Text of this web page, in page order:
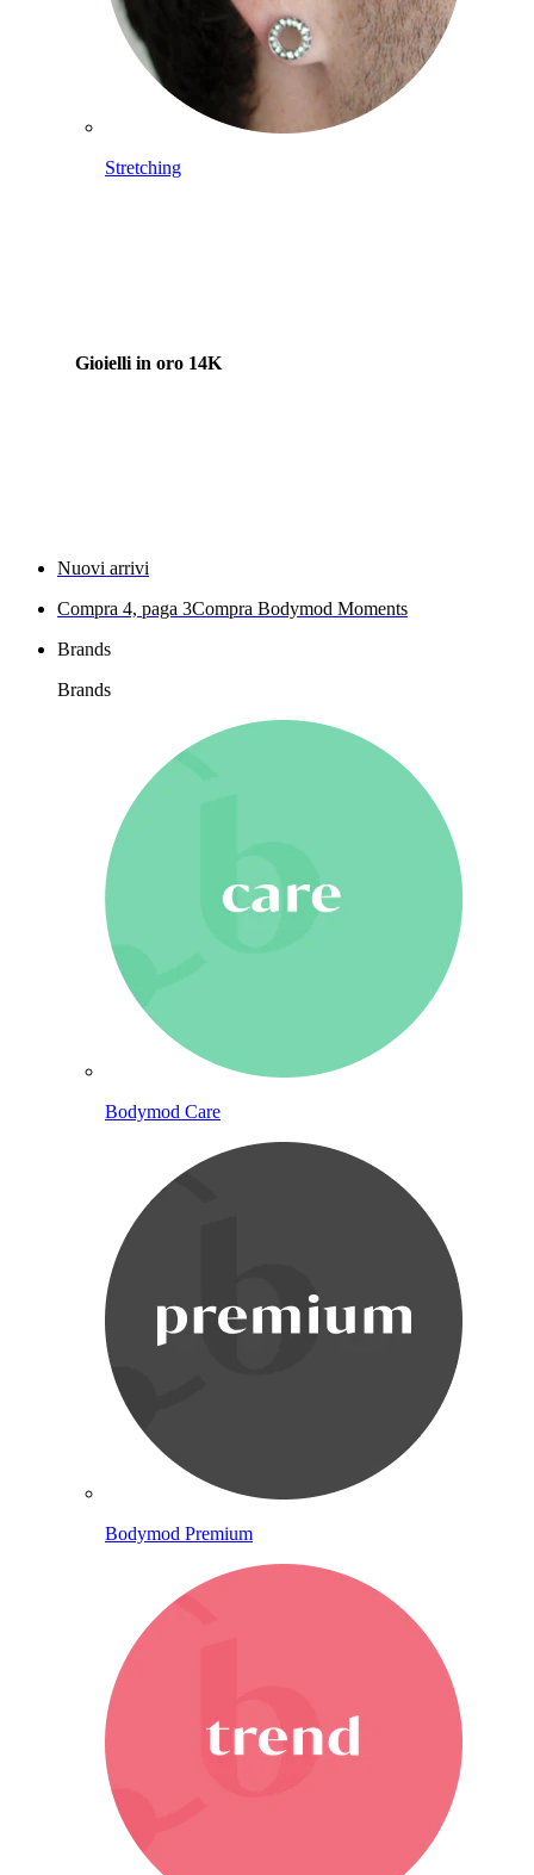
Stretching
Gioielli in oro 14K
Nuovi arrivi
Compra 4, paga 3Compra Bodymod Moments
Brands
Brands
Bodymod Care
Bodymod Premium